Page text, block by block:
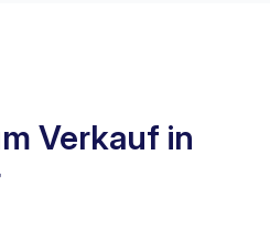
Verkauf in